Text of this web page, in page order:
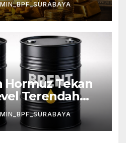
Hormuz Tekan
Terendah